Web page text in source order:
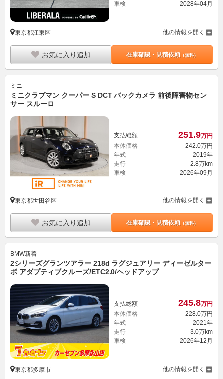
車検
2028年04月
東京都江東区 他の情報を開く
お気に入り追加 在庫確認・見積依頼（無料）
ミニ
ミニクラブマン クーパー S DCT バックカメラ 前後障害物セン
サー スルーロ
支払総額 251.9万円
本体価格
242. 0万円
年式
2019年
走行
2.8万km
車検
2026年09月
東京都世田谷区 他の情報を開く
お気に入り追加 在庫確認・見積依頼（無料）
BMW新着
2シリーズグランツアラー 218d ラグジュアリー ディーゼルター
ボ アダプティブクルーズ/ETC2.0/ヘッドアップ
支払総額 245.8万円
本体価格
228.0万円
年式
2021年
走行
3.0万km
車検
2026年12月
東京都多摩市 他の情報を開く